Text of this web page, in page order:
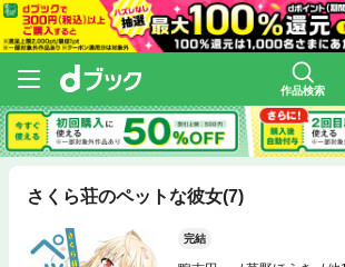
作品検索
さくら荘のペットな彼女(7)
完結